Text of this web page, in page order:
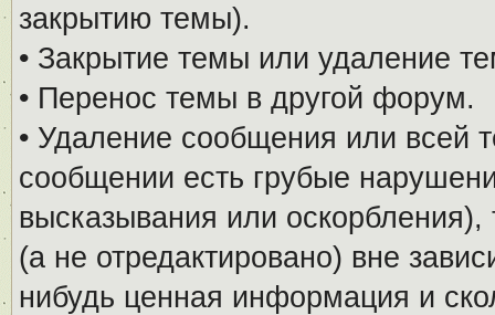
закрытию темы).
• Закрытие темы или удаление
• Перенос темы в другой форум.
• Удаление сообщения или всей
сообщении есть грубые
высказывания или
(а не отредактировано) вне
нибудь ценная информация и